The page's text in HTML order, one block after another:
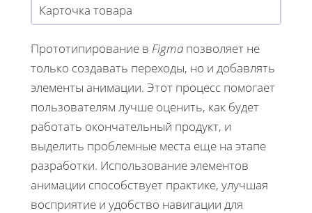
Карточка товара
Прототипирование в Figma позволяет не
только создавать переходы, но и добавлять
элементы анимации. Этот процесс помогает
пользователям лучше оценить, как будет
работать окончательный продукт, и
выделить проблемные места еще на этапе
разработки. Использование элементов
анимации способствует практике, улучшая
восприятие и удобство навигации для